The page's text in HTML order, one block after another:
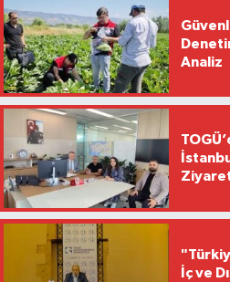
Analiz
İç ve